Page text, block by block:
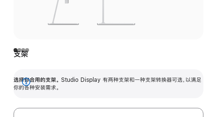
支架
选择你合用的支架。 Studio Display 有两种支架和一种支架转换器可选，以满足
你的各种安装需求。
展